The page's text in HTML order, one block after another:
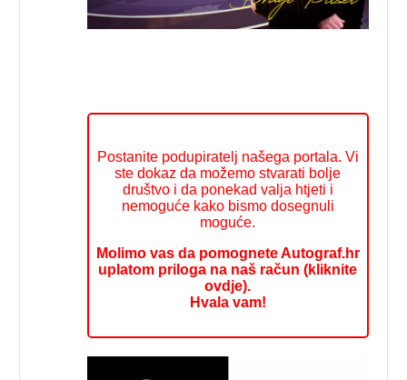
Postanite podupiratelj našega portala. Vi
ste dokaz da možemo stvarati bolje
društvo i da ponekad valja htjeti i
nemoguće kako bismo dosegnuli
moguće.
Molimo vas da pomognete Autograf.hr
uplatom priloga na naš račun (kliknite
ovdje).
Hvala vam!